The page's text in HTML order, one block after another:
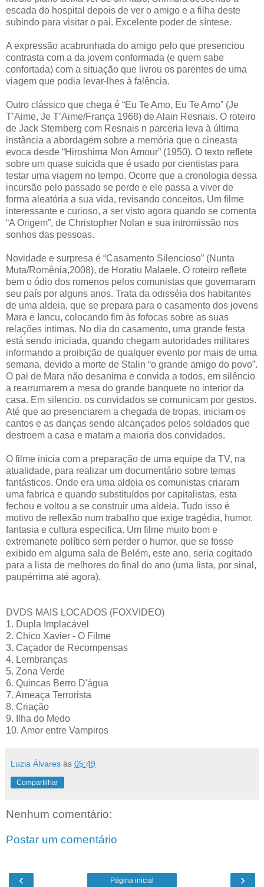
escada do hospital depois de ver o amigo e a filha deste
subindo para visitar o pai. Excelente poder de síntese.
A expressão acabrunhada do amigo pelo que presenciou
contrasta com a da jovem conformada (e quem sabe
confortada) com a situação que livrou os parentes de uma
viagem que podia levar-lhes à falência.
Outro clássico que chega é “Eu Te Amo, Eu Te Amo” (Je
T’Aime, Je T’Aime/França 1968) de Alain Resnais. O roteiro
de Jack Sternberg com Resnais n parceria leva à última
instância a abordagem sobre a memória que o cineasta
evoca desde “Hiroshima Mon Amour” (1950). O texto reflete
sobre um quase suicida que é usado por cientistas para
testar uma viagem no tempo. Ocorre que a cronologia dessa
incursão pelo passado se perde e ele passa a viver de
forma aleatória a sua vida, revisando conceitos. Um filme
interessante e curioso, a ser visto agora quando se comenta
“A Origem”, de Christopher Nolan e sua intromissão nos
sonhos das pessoas.
Novidade e surpresa é “Casamento Silencioso” (Nunta
Muta/Romênia,2008), de Horatiu Malaele. O roteiro reflete
bem o ódio dos romenos pelos comunistas que governaram
seu país por alguns anos. Trata da odisséia dos habitantes
de uma aldeia, que se prepara para o casamento dos jovens
Mara e Iancu, colocando fim às fofocas sobre as suas
relações intimas. No dia do casamento, uma grande festa
está sendo iniciada, quando chegam autoridades militares
informando a proibição de qualquer evento por mais de uma
semana, devido a morte de Stalin “o grande amigo do povo”.
O pai de Mara não desanima e convida a todos, em silêncio
a rearrumarem a mesa do grande banquete no interior da
casa. Em silencio, os convidados se comunicam por gestos.
Até que ao presenciarem a chegada de tropas, iniciam os
cantos e as danças sendo alcançados pelos soldados que
destroem a casa e matam a maioria dos convidados.
O filme inicia com a preparação de uma equipe da TV, na
atualidade, para realizar um documentário sobre temas
fantásticos. Onde era uma aldeia os comunistas criaram
uma fabrica e quando substituídos por capitalistas, esta
fechou e voltou a se construir uma aldeia. Tudo isso é
motivo de reflexão num trabalho que exige tragédia, humor,
fantasia e cultura especifica. Um filme muito bom e
extremanete político sem perder o humor, que se fosse
exibido em alguma sala de Belém, este ano, seria cogitado
para a lista de melhores do final do ano (uma lista, por sinal,
paupérrima até agora).
DVDS MAIS LOCADOS (FOXVIDEO)
1. Dupla Implacável
2. Chico Xavier - O Filme
3. Caçador de Recompensas
4. Lembranças
5. Zona Verde
6. Quincas Berro D'água
7. Ameaça Terrorista
8. Criação
9. Ilha do Medo
10. Amor entre Vampiros
Luzia Álvares às 05:49
Compartilhar
Nenhum comentário:
Postar um comentário
‹ ›
Página inicial